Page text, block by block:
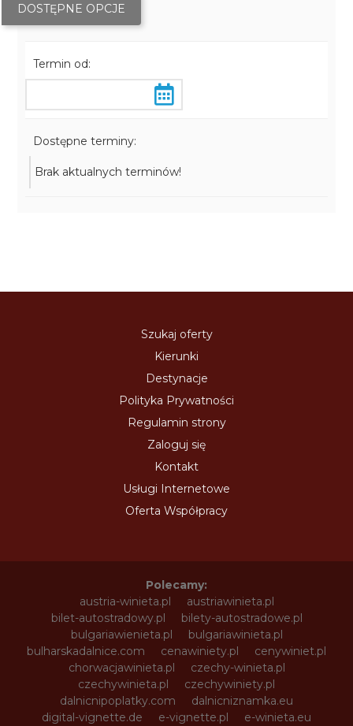
DOSTĘPNE OPCJE
Termin od:
Dostępne terminy:
Brak aktualnych terminów!
Szukaj oferty
Kierunki
Destynacje
Polityka Prywatności
Regulamin strony
Zaloguj się
Kontakt
Usługi Internetowe
Oferta Współpracy
Polecamy:
austria-winieta.pl
austriawinieta.pl
bilet-autostradowy.pl
bilety-autostradowe.pl
bulgariawienieta.pl
bulgariawinieta.pl
bulharskadalnice.com
cenawiniety.pl
cenywiniet.pl
chorwacjawinieta.pl
czechy-winieta.pl
czechywinieta.pl
czechywiniety.pl
dalnicnipoplatky.com
dalnicniznamka.eu
digital-vignette.de
e-vignette.pl
e-winieta.eu